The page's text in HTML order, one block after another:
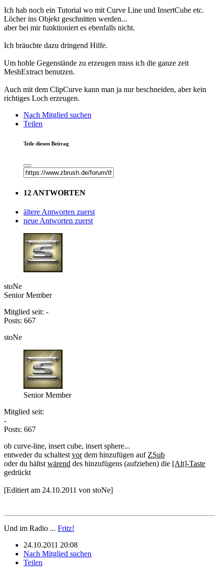
Ich hab noch ein Tutorial wo mit Curve Line und InsertCube etc.
Löcher ins Objekt geschnitten werden...
aber bei mir funktioniert es ebenfalls nicht.
Ich bräuchte dazu dringend Hilfe.
Um hohle Gegenstände zu erzeugen muss ich die ganze zeit
MeshExtract benutzen.
Auch mit dem ClipCurve kann man ja nur beschneiden, aber kein
richtiges Loch erzeugen.
Nach Mitglied suchen
Teilen
Teile diesen Beitrag
12 ANTWORTEN
ältere Antworten zuerst
neue Antworten zuerst
stoNe
Senior Member
Mitglied seit: -
Posts: 667
stoNe
Senior Member
Mitglied seit:
-
Posts: 667
ob curve-line, insert cube, insert sphere...
entweder du schaltest vordem hinzufügen auf ZSub
oder du hältst wärend des hinzufügens (aufziehen) die [Alt]-Taste
gedrückt
[Editiert am 24.10.2011 von stoNe]
Und im Radio ... Fritz!
24.10.2011 20:08
Nach Mitglied suchen
Teilen